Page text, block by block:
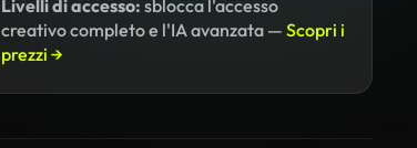
Livelli di accesso: sblocca l'accesso
creativo completo e l'IA avanzata — Scopri i
prezzi →